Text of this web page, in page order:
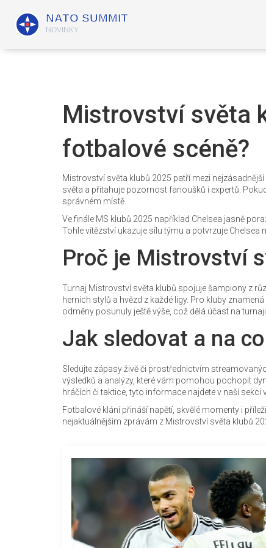
Mistrovství světa
fotbalové scéně?
Mistrovství světa klubů 2025 patří mezi
světa a přitahuje pozornost fanoušků i expertů.
správném místě.
Ve finále MS klubů 2025 například Chelsea jasně
Tohle vítězství ukazuje sílu týmu a potvrzuje Chelsea
Proč je Mistrovství
Turnaj Mistrovství světa klubů spojuje šampiony z
herních stylů a hvězd z každé ligy. Pro kluby
odměny posunuly ještě výše, což dělá účast na turnaji
Jak sledovat a na
Sledujte zápasy živě či prostřednictvím
výsledků a analýzy, které vám pomohou pochopit
hráčích či taktice, tyto informace najdete v naší sekci
Fotbalové klání přináší napětí, skvělé momenty i
nejaktuálnějším zprávám z Mistrovství světa klubů